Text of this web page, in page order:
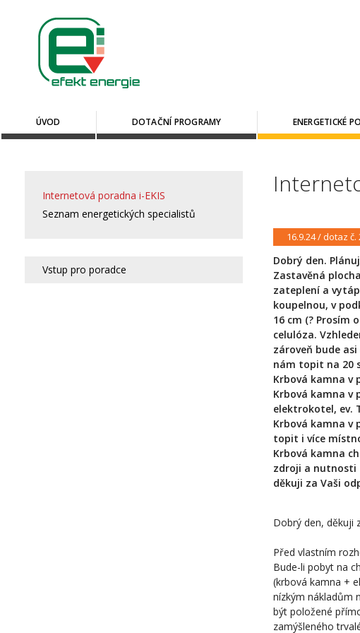
ÚVOD DOTAČNÍ PROGRAMY ENERGETICKÉ
Internetová poradna i-EKIS
Seznam energetických specialistů
Vstup pro poradce
16.9.24 / dotaz č.
Dobrý den.
Zastavěná
zateplení a
koupelnou, v
16 cm (? Prosím
celulóza.
zároveň bude
nám topit na 20
Krbová kamna v
Krbová kamna v
elektrokotel, ev.
Krbová kamna v
topit i více
Krbová kamna
zdroji a nutnosti
děkuji za Vaši
Dobrý den, děkuji
Před vlastním
Bude-li pobyt na
(krbová kamna +
nízkým nákladům
být položené
zamýšleného